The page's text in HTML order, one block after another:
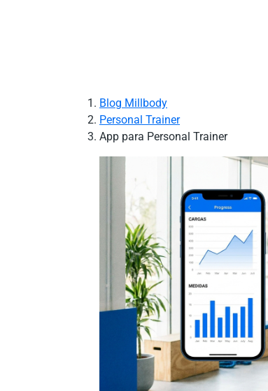
Blog Millbody
Personal Trainer
App para Personal Trainer